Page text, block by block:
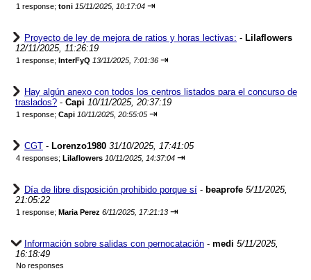
1 response; toni 15/11/2025, 10:17:04 ⇥
Proyecto de ley de mejora de ratios y horas lectivas: - Lilaflowers
12/11/2025, 11:26:19
1 response; InterFyQ 13/11/2025, 7:01:36 ⇥
Hay algún anexo con todos los centros listados para el concurso de
traslados? - Capi 10/11/2025, 20:37:19
1 response; Capi 10/11/2025, 20:55:05 ⇥
CGT - Lorenzo1980 31/10/2025, 17:41:05
4 responses; Lilaflowers 10/11/2025, 14:37:04 ⇥
Día de libre disposición prohibido porque sí - beaprofe 5/11/2025,
21:05:22
1 response; Maria Perez 6/11/2025, 17:21:13 ⇥
Información sobre salidas con pernocatación - medi 5/11/2025,
16:18:49
No responses